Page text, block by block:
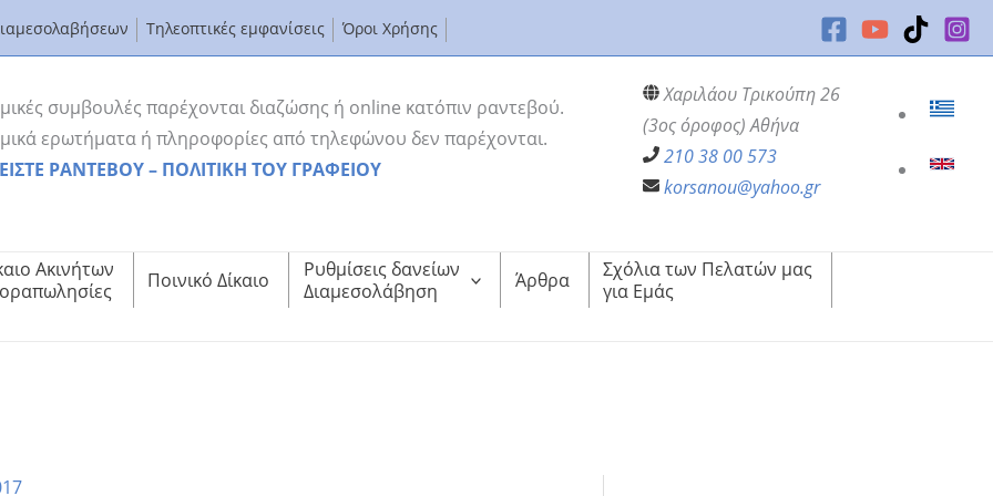
Τηλεοπτικές εμφανίσεις Όροι Χρήσης
συμβουλές παρέχονται διαζώσης ή online κατόπιν ραντεβού.
ερωτήματα ή πληροφορίες από τηλεφώνου δεν παρέχονται.
ΡΑΝΤΕΒΟΥ – ΠΟΛΙΤΙΚΗ ΤΟΥ ΓΡΑΦΕΙΟΥ
Χαριλάου Τρικούπη 26
(3ος όροφος) Αθήνα
210 38 00 573
korsanou@yahoo.gr
Ακινήτων
Ποινικό Δίκαιο
Ρυθμίσεις δανείων
Διαμεσολάβηση
Άρθρα
Σχόλια των Πελατών μας
για Εμάς